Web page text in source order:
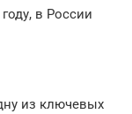
в России
из ключевых